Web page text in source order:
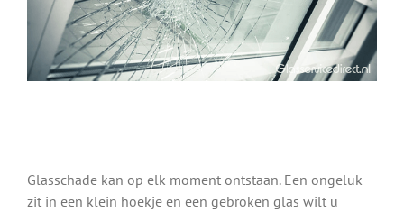
Glasschade kan op elk moment ontstaan. Een ongeluk
zit in een klein hoekje en een gebroken glas wilt u